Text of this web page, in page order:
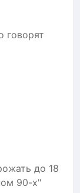
говорят
до 18
90-х"